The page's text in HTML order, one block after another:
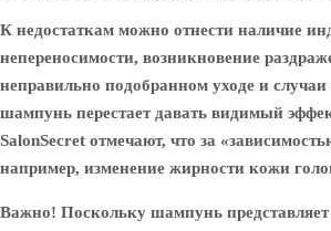
К недостаткам можно отнести наличие
непереносимости, возникновение
неправильно подобранном уходе и
шампунь перестает давать видимый
SalonSecret отмечают, что за
например, изменение жирности кожи
Важно! Поскольку шампунь представляет